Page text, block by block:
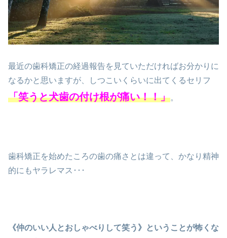
最近の歯科矯正の経過報告を見ていただければお分かりに
なるかと思いますが、しつこいくらいに出てくるセリフ
「笑うと犬歯の付け根が痛い！！」。
歯科矯正を始めたころの歯の痛さとは違って、かなり精神
的にもヤラレマス･･･
《仲のいい人とおしゃべりして笑う》ということが怖くな